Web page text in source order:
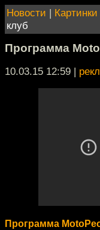
Новости | Картинки
клуб
Программа
10.03.15 12:59 |
Программа